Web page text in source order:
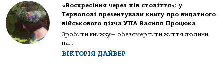
«Воскресіння через пів століття»: у
Тернополі презентували книгу про видатного
військового діяча УПА Василя Процюка
Зробити книжку — обезсмертити життя людини
на...
ВІКТОРІЯ ДАЙВЕР